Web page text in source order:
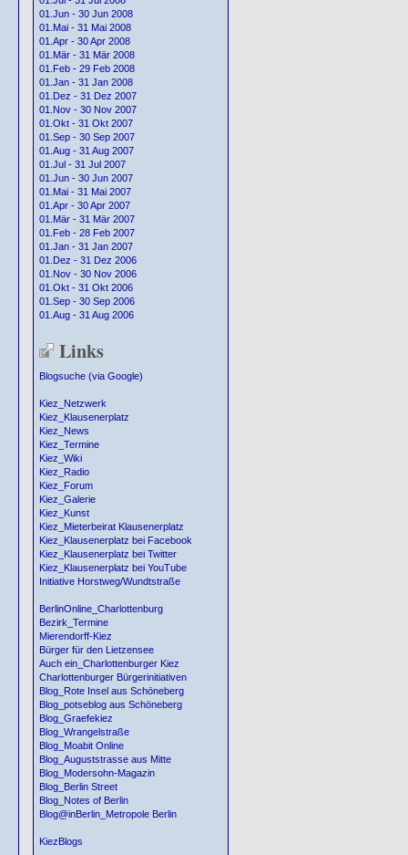
01.Jun - 30 Jun 2008
01.Mai - 31 Mai 2008
01.Apr - 30 Apr 2008
01.Mär - 31 Mär 2008
01.Feb - 29 Feb 2008
01.Jan - 31 Jan 2008
01.Dez - 31 Dez 2007
01.Nov - 30 Nov 2007
01.Okt - 31 Okt 2007
01.Sep - 30 Sep 2007
01.Aug - 31 Aug 2007
01.Jul - 31 Jul 2007
01.Jun - 30 Jun 2007
01.Mai - 31 Mai 2007
01.Apr - 30 Apr 2007
01.Mär - 31 Mär 2007
01.Feb - 28 Feb 2007
01.Jan - 31 Jan 2007
01.Dez - 31 Dez 2006
01.Nov - 30 Nov 2006
01.Okt - 31 Okt 2006
01.Sep - 30 Sep 2006
01.Aug - 31 Aug 2006
Links
Blogsuche (via Google)
Kiez_Netzwerk
Kiez_Klausenerplatz
Kiez_News
Kiez_Termine
Kiez_Wiki
Kiez_Radio
Kiez_Forum
Kiez_Galerie
Kiez_Kunst
Kiez_Mieterbeirat Klausenerplatz
Kiez_Klausenerplatz bei Facebook
Kiez_Klausenerplatz bei Twitter
Kiez_Klausenerplatz bei YouTube
Initiative Horstweg/Wundtstraße
BerlinOnline_Charlottenburg
Bezirk_Termine
Mierendorff-Kiez
Bürger für den Lietzensee
Auch ein_Charlottenburger Kiez
Charlottenburger Bürgerinitiativen
Blog_Rote Insel aus Schöneberg
Blog_potseblog aus Schöneberg
Blog_Graefekiez
Blog_Wrangelstraße
Blog_Moabit Online
Blog_Auguststrasse aus Mitte
Blog_Modersohn-Magazin
Blog_Berlin Street
Blog_Notes of Berlin
Blog@inBerlin_Metropole Berlin
KiezBlogs